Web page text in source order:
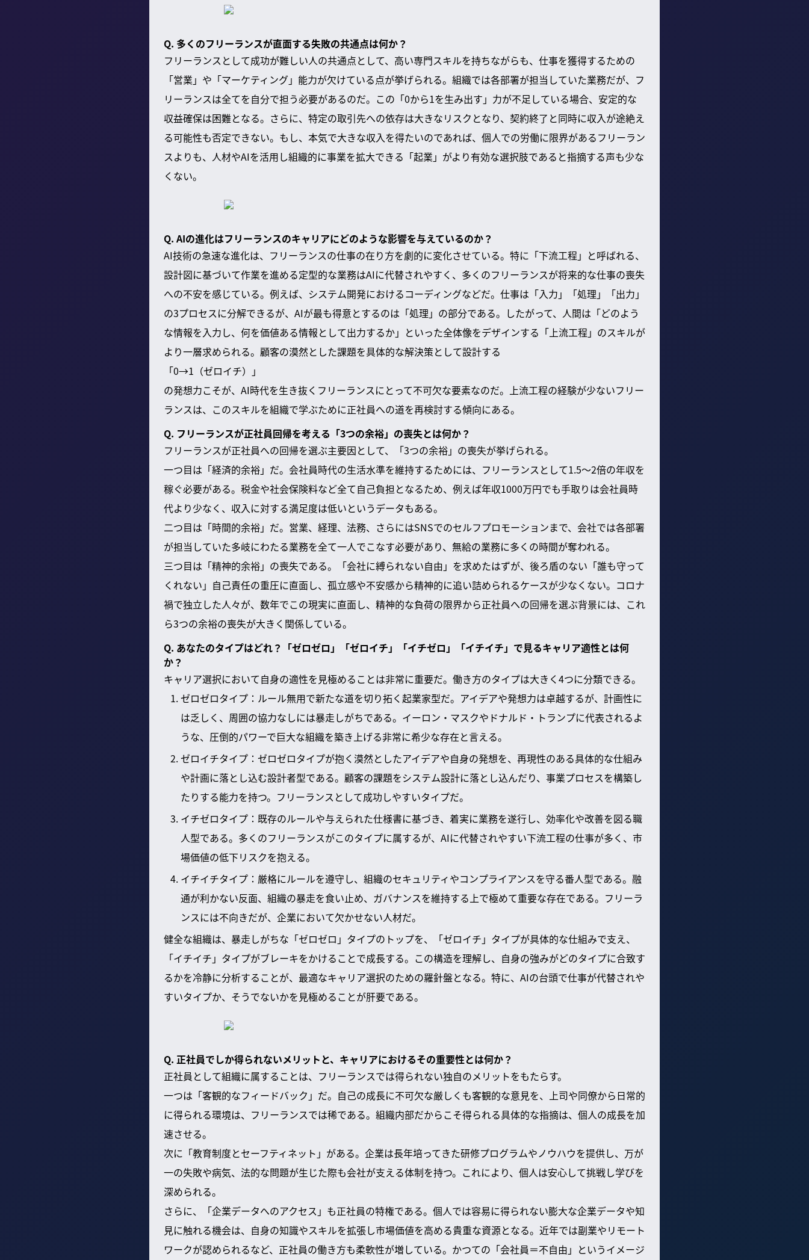
Q. 多くのフリーランスが直面する失敗の共通点は何か？
フリーランスとして成功が難しい人の共通点として、高い専門スキルを持ちながらも、仕事を獲得するための
「営業」や「マーケティング」能力が欠けている点が挙げられる。組織では各部署が担当していた業務だが、フ
リーランスは全てを自分で担う必要があるのだ。この「0から1を生み出す」力が不足している場合、安定的な
収益確保は困難となる。さらに、特定の取引先への依存は大きなリスクとなり、契約終了と同時に収入が途絶え
る可能性も否定できない。もし、本気で大きな収入を得たいのであれば、個人での労働に限界があるフリーラン
スよりも、人材やAIを活用し組織的に事業を拡大できる「起業」がより有効な選択肢であると指摘する声も少な
くない。
Q. AIの進化はフリーランスのキャリアにどのような影響を与えているのか？
AI技術の急速な進化は、フリーランスの仕事の在り方を劇的に変化させている。特に「下流工程」と呼ばれる、
設計図に基づいて作業を進める定型的な業務はAIに代替されやすく、多くのフリーランスが将来的な仕事の喪失
への不安を感じている。例えば、システム開発におけるコーディングなどだ。仕事は「入力」「処理」「出力」
の3プロセスに分解できるが、AIが最も得意とするのは「処理」の部分である。したがって、人間は「どのよう
な情報を入力し、何を価値ある情報として出力するか」といった全体像をデザインする「上流工程」のスキルが
より一層求められる。顧客の漠然とした課題を具体的な解決策として設計する
「0→1（ゼロイチ）」
の発想力こそが、AI時代を生き抜くフリーランスにとって不可欠な要素なのだ。上流工程の経験が少ないフリー
ランスは、このスキルを組織で学ぶために正社員への道を再検討する傾向にある。
Q. フリーランスが正社員回帰を考える「3つの余裕」の喪失とは何か？
フリーランスが正社員への回帰を選ぶ主要因として、「3つの余裕」の喪失が挙げられる。
一つ目は「経済的余裕」だ。会社員時代の生活水準を維持するためには、フリーランスとして1.5～2倍の年収を
稼ぐ必要がある。税金や社会保険料など全て自己負担となるため、例えば年収1000万円でも手取りは会社員時
代より少なく、収入に対する満足度は低いというデータもある。
二つ目は「時間的余裕」だ。営業、経理、法務、さらにはSNSでのセルフプロモーションまで、会社では各部署
が担当していた多岐にわたる業務を全て一人でこなす必要があり、無給の業務に多くの時間が奪われる。
三つ目は「精神的余裕」の喪失である。「会社に縛られない自由」を求めたはずが、後ろ盾のない「誰も守って
くれない」自己責任の重圧に直面し、孤立感や不安感から精神的に追い詰められるケースが少なくない。コロナ
禍で独立した人々が、数年でこの現実に直面し、精神的な負荷の限界から正社員への回帰を選ぶ背景には、これ
ら3つの余裕の喪失が大きく関係している。
Q. あなたのタイプはどれ？「ゼロゼロ」「ゼロイチ」「イチゼロ」「イチイチ」で見るキャリア適性とは何
か？
キャリア選択において自身の適性を見極めることは非常に重要だ。働き方のタイプは大きく4つに分類できる。
ゼロゼロタイプ：ルール無用で新たな道を切り拓く起業家型だ。アイデアや発想力は卓越するが、計画性に
は乏しく、周囲の協力なしには暴走しがちである。イーロン・マスクやドナルド・トランプに代表されるよ
うな、圧倒的パワーで巨大な組織を築き上げる非常に希少な存在と言える。
ゼロイチタイプ：ゼロゼロタイプが抱く漠然としたアイデアや自身の発想を、再現性のある具体的な仕組み
や計画に落とし込む設計者型である。顧客の課題をシステム設計に落とし込んだり、事業プロセスを構築し
たりする能力を持つ。フリーランスとして成功しやすいタイプだ。
イチゼロタイプ：既存のルールや与えられた仕様書に基づき、着実に業務を遂行し、効率化や改善を図る職
人型である。多くのフリーランスがこのタイプに属するが、AIに代替されやすい下流工程の仕事が多く、市
場価値の低下リスクを抱える。
イチイチタイプ：厳格にルールを遵守し、組織のセキュリティやコンプライアンスを守る番人型である。融
通が利かない反面、組織の暴走を食い止め、ガバナンスを維持する上で極めて重要な存在である。フリーラ
ンスには不向きだが、企業において欠かせない人材だ。
健全な組織は、暴走しがちな「ゼロゼロ」タイプのトップを、「ゼロイチ」タイプが具体的な仕組みで支え、
「イチイチ」タイプがブレーキをかけることで成長する。この構造を理解し、自身の強みがどのタイプに合致す
るかを冷静に分析することが、最適なキャリア選択のための羅針盤となる。特に、AIの台頭で仕事が代替されや
すいタイプか、そうでないかを見極めることが肝要である。
Q. 正社員でしか得られないメリットと、キャリアにおけるその重要性とは何か？
正社員として組織に属することは、フリーランスでは得られない独自のメリットをもたらす。
一つは「客観的なフィードバック」だ。自己の成長に不可欠な厳しくも客観的な意見を、上司や同僚から日常的
に得られる環境は、フリーランスでは稀である。組織内部だからこそ得られる具体的な指摘は、個人の成長を加
速させる。
次に「教育制度とセーフティネット」がある。企業は長年培ってきた研修プログラムやノウハウを提供し、万が
一の失敗や病気、法的な問題が生じた際も会社が支える体制を持つ。これにより、個人は安心して挑戦し学びを
深められる。
さらに、「企業データへのアクセス」も正社員の特権である。個人では容易に得られない膨大な企業データや知
見に触れる機会は、自身の知識やスキルを拡張し市場価値を高める貴重な資源となる。近年では副業やリモート
ワークが認められるなど、正社員の働き方も柔軟性が増している。かつての「会社員＝不自由」というイメージ